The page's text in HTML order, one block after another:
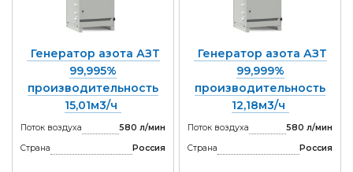
Генератор азота АЗТ
99,995%
производительность
15,01м3/ч
Поток воздуха
580 л/мин
Страна
Россия
Генератор азота АЗТ
99,999%
производительность
12,18м3/ч
Поток воздуха
580 л/мин
Страна
Россия